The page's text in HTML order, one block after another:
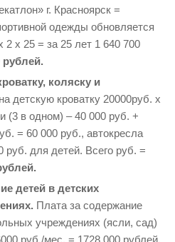
г. Красноярск =
одежды обновляется
2 х 25 = за 25 лет 1 640 700
рублей.
коляску и
детскую кроватку 20000руб. х
(3 в одном) – 40 000 руб. +
= 60 000 руб., автокресла
руб. для детей. Всего руб. =
детей в детских
Плата за содержание
учреждениях (ясли, сад)